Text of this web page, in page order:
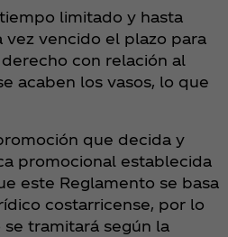
limitado y hasta
vez vencido el plazo para
con relación al
acaben los vasos, lo que
que decida y
promocional establecida
este Reglamento se basa
costarricense, por lo
tramitará según la